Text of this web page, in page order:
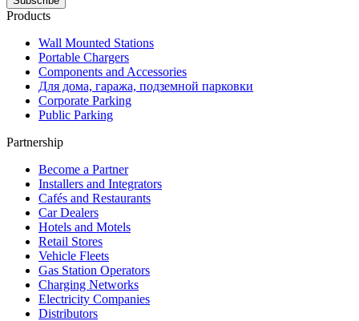
Products
Wall Mounted Stations
Portable Chargers
Components and Accessories
Для дома, гаража, подземной парковки
Corporate Parking
Public Parking
Partnership
Become a Partner
Installers and Integrators
Cafés and Restaurants
Car Dealers
Hotels and Motels
Retail Stores
Vehicle Fleets
Gas Station Operators
Charging Networks
Electricity Companies
Distributors